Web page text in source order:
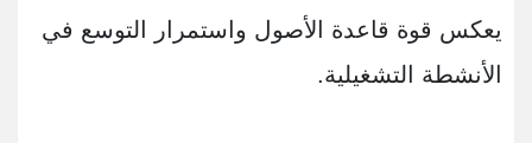
يعكس قوة قاعدة الأصول واستمرار التوسع في
الأنشطة التشغيلية.